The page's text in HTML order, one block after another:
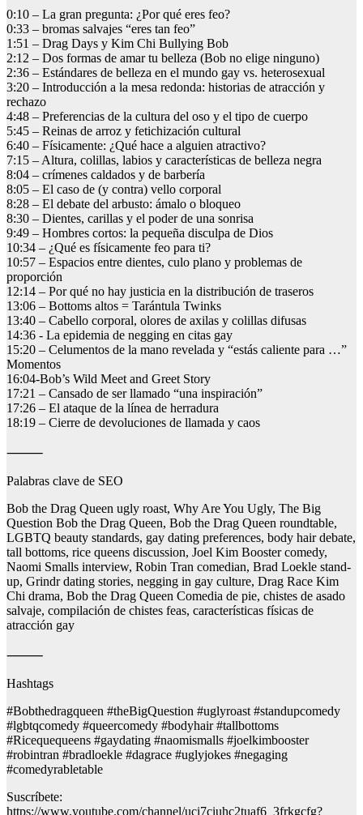
0:10 – La gran pregunta: ¿Por qué eres feo?
0:33 – bromas salvajes “eres tan feo”
1:51 – Drag Days y Kim Chi Bullying Bob
2:12 – Dos formas de amar tu belleza (Bob no elige ninguno)
2:36 – Estándares de belleza en el mundo gay vs. heterosexual
3:20 – Introducción a la mesa redonda: historias de atracción y
rechazo
4:48 – Preferencias de la cultura del oso y el tipo de cuerpo
5:45 – Reinas de arroz y fetichización cultural
6:40 – Físicamente: ¿Qué hace a alguien atractivo?
7:15 – Altura, colillas, labios y características de belleza negra
8:04 – crímenes caldados y de barbería
8:05 – El caso de (y contra) vello corporal
8:28 – El debate del arbusto: ámalo o bloqueo
8:30 – Dientes, carillas y el poder de una sonrisa
9:49 – Hombres cortos: la pequeña disculpa de Dios
10:34 – ¿Qué es físicamente feo para ti?
10:57 – Espacios entre dientes, culo plano y problemas de
proporción
12:14 – Por qué no hay justicia en la distribución de traseros
13:06 – Bottoms altos = Tarántula Twinks
13:40 – Cabello corporal, olores de axilas y colillas difusas
14:36 ​​- La epidemia de negging en citas gay
15:20 – Celumentos de la mano revelada y “estás caliente para …”
Momentos
16:04-Bob’s Wild Meet and Greet Story
17:21 – Cansado de ser llamado “una inspiración”
17:26 – El ataque de la línea de herradura
18:19 – Cierre de devoluciones de llamada y caos
⸻
Palabras clave de SEO
Bob the Drag Queen ugly roast, Why Are You Ugly, The Big
Question Bob the Drag Queen, Bob the Drag Queen roundtable,
LGBTQ beauty standards, gay dating preferences, body hair debate,
tall bottoms, rice queens discussion, Joel Kim Booster comedy,
Naomi Smalls interview, Robin Tran comedian, Brad Loekle stand-
up, Grindr dating stories, negging in gay culture, Drag Race Kim
Chi drama, Bob the Drag Queen Comedia de pie, chistes de asado
salvaje, compilación de chistes feas, características físicas de
atracción gay
⸻
Hashtags
#Bobthedragqueen #theBigQuestion #uglyroast #standupcomedy
#lgbtqcomedy #queercomedy #bodyhair #tallbottoms
#Ricequequeens #gaydating #naomismalls #joelkimbooster
#robintran #bradloekle #dagrace #uglyjokes #negaging
#comedyrabletable
Suscríbete:
https://www.youtube.com/channel/uci7ciuhc2tuaf6_3frkgcfg?